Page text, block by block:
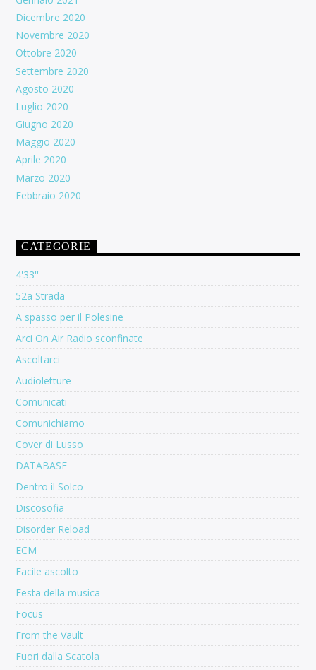
Dicembre 2020
Novembre 2020
Ottobre 2020
Settembre 2020
Agosto 2020
Luglio 2020
Giugno 2020
Maggio 2020
Aprile 2020
Marzo 2020
Febbraio 2020
CATEGORIE
4'33''
52a Strada
A spasso per il Polesine
Arci On Air Radio sconfinate
Ascoltarci
Audioletture
Comunicati
Comunichiamo
Cover di Lusso
DATABASE
Dentro il Solco
Discosofia
Disorder Reload
ECM
Facile ascolto
Festa della musica
Focus
From the Vault
Fuori dalla Scatola